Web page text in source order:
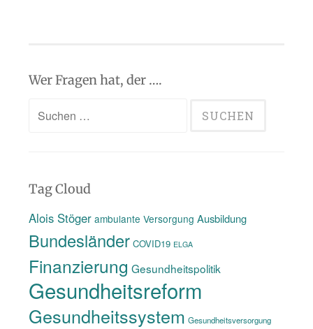
Wer Fragen hat, der ….
Suchen
Tag Cloud
Alois Stöger ambulante Versorgung Ausbildung
Bundesländer COVID19 ELGA
Finanzierung Gesundheitspolitik
Gesundheitsreform
Gesundheitssystem Gesundheitsversorgung